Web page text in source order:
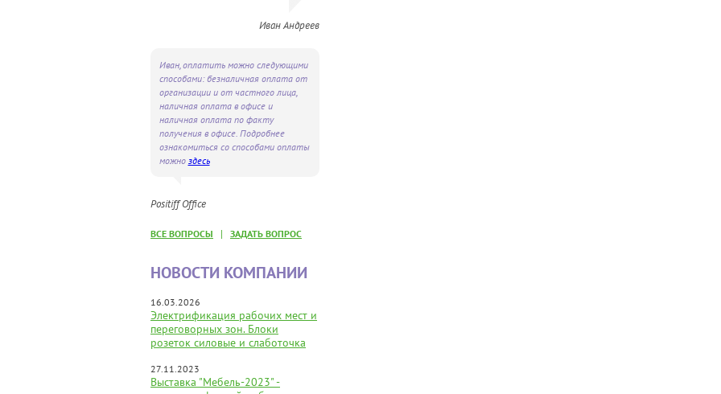
Иван Андреев
Иван, оплатить можно следующими
способами: безналичная оплата от
организации и от частного лица,
наличная оплата в офисе и
наличная оплата по факту
получения в офисе. Подробнее
ознакомиться со способами оплаты
можно здесь
Positiff Office
ВСЕ ВОПРОСЫ | ЗАДАТЬ ВОПРОС
НОВОСТИ КОМПАНИИ
16.03.2026
Электрификация рабочих мест и
переговорных зон. Блоки
розеток силовые и слаботочка
27.11.2023
Выставка "Мебель-2023" -